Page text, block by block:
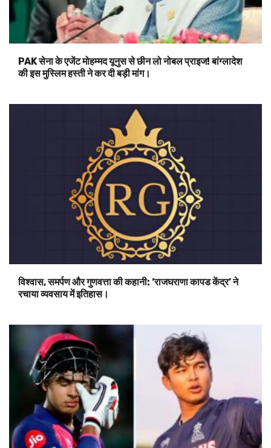
PAK सेना के एजेंट मोहम्मद यूनुस से छीन लो नोबल प्राइज! बांग्लादेश
की इस मुस्लिम हस्ती ने कर दी बड़ी मांग।
विश्वास, समर्पण और गुणवत्ता की कहानी: ‘राजघराणा कापड केंद्र’ ने
रचाया व्यवसाय में इतिहास।